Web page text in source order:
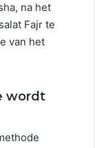
na het
Fajr te
van het
wordt